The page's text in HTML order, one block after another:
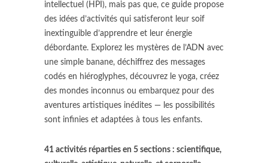
intellectuel (HPI), mais pas que, ce guide propose
des idées d’activités qui satisferont leur soif
inextinguible d’apprendre et leur énergie
débordante. Explorez les mystères de l’ADN avec
une simple banane, déchiffrez des messages
codés en hiéroglyphes, découvrez le yoga, créez
des mondes inconnus ou embarquez pour des
aventures artistiques inédites — les possibilités
sont infinies et adaptées à tous les enfants.
41 activités réparties en 5 sections : scientifique,